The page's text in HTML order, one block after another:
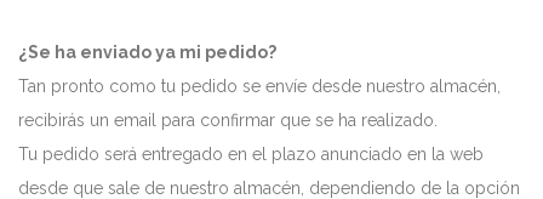
¿Se ha enviado ya mi pedido?
Tan pronto como tu pedido se envíe desde nuestro almacén,
recibirás un email para confirmar que se ha realizado.
Tu pedido será entregado en el plazo anunciado en la web
desde que sale de nuestro almacén, dependiendo de la opción